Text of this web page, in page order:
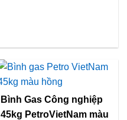
Bình Gas Công nghiệp
45kg PetroVietNam màu